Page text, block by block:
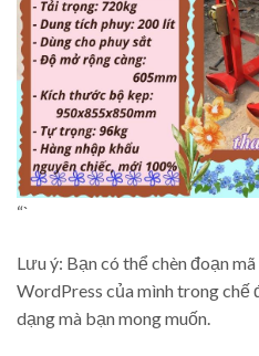
“`
Lưu ý: Bạn có thể chèn đoạn
WordPress của mình trong chế
dạng mà bạn mong muốn.